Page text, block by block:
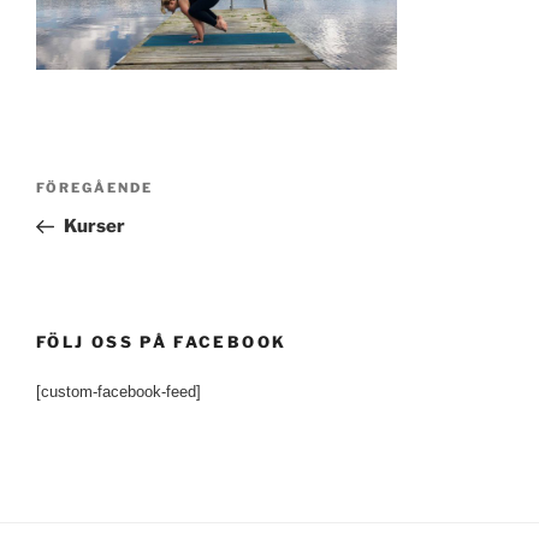
Inläggsnavigering
Föregående
inlägg
FÖREGÅENDE
Kurser
FÖLJ OSS PÅ FACEBOOK
[custom-facebook-feed]